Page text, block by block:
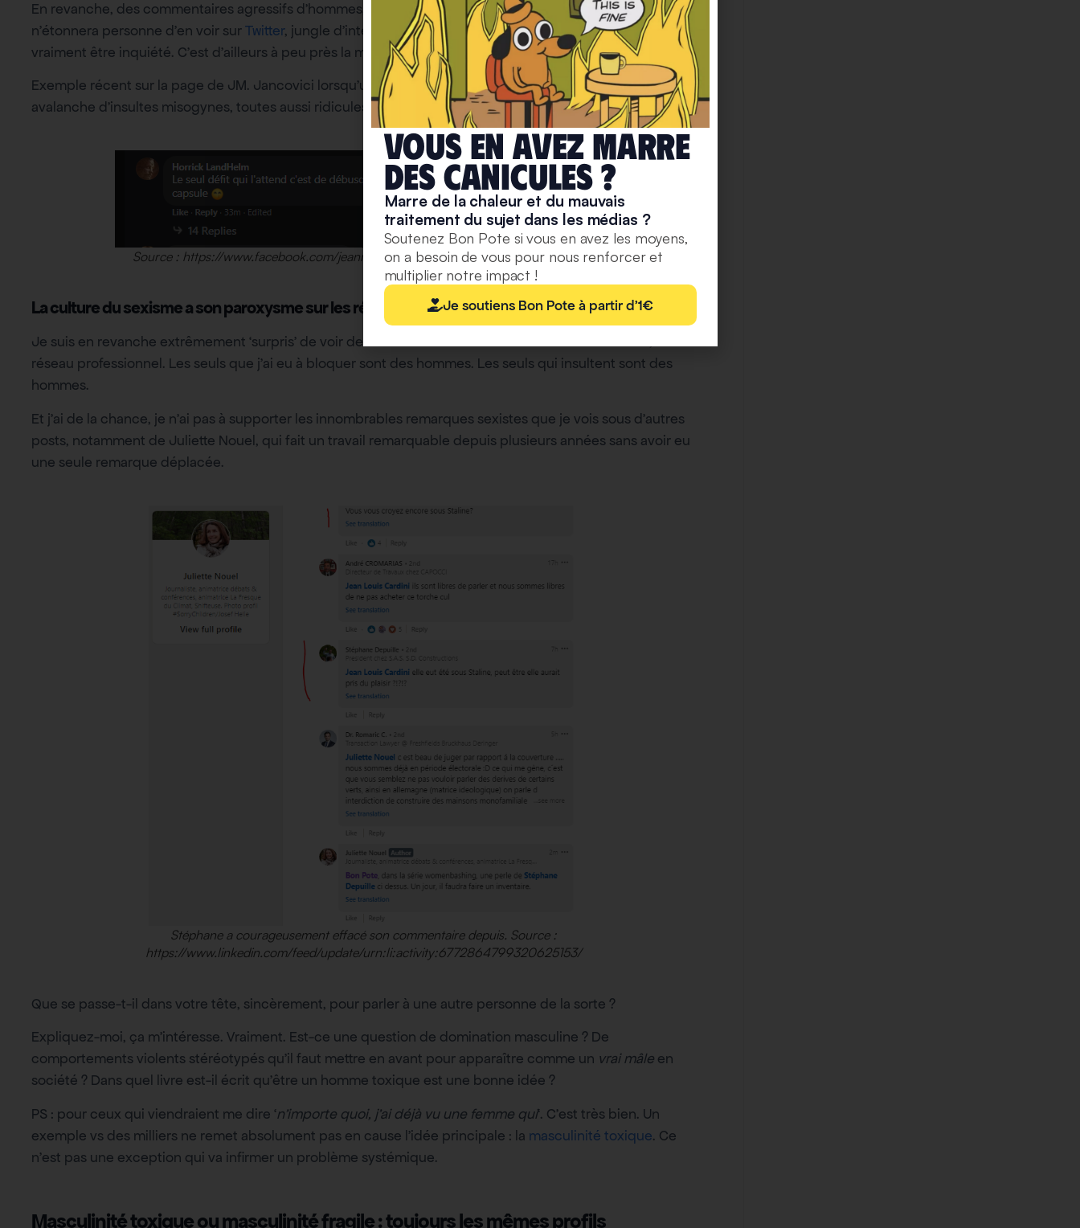
En revanche, des commentaires agressifs d’hommes, vous n’aurez aucun mal à en trouver. Cela
n’étonnera personne d’en voir surTwitter, jungle d’internet où l’on peut insulter, diffamer, menacer, sans
vraiment être inquiété. C’est d’ailleurs à peu près la même chose sur Facebook, sur d’autres pages.
Exemple récent sur la page de JM. Jancovici lorsqu’un article sur Greta Thunberg avait été posté. Une
avalanche d’insultes misogynes, toutes aussi ridicules les unes que les autres :
Source : https://www.facebook.com/jeanmarc.jancovici/posts/10159780344817281
La culture du sexisme a son paroxysme sur les réseaux sociaux
Je suis en revanche extrêmement ‘surpris’ de voir des commentaires du même acabit sur
réseau professionnel. Les seuls que j’ai eu à bloquer sont des hommes. Les seuls qui insultent sont des
hommes.
Et j’ai de la chance, je n’ai pas à supporter les innombrables remarques sexistes que je vois sous d’autres
posts, notamment de Juliette Nouel, qui fait un travail remarquable depuis plusieurs années sans avoir eu
une seule remarque déplacée.
Stéphane a courageusement effacé son commentaire depuis. Source :
https://www.linkedin.com/feed/update/urn:li:activity:6772864799320625153/
Que se passe-t-il dans votre tête, sincèrement, pour parler à une autre personne de la sorte ?
Expliquez-moi, ça m’intéresse. Vraiment. Est-ce une question de domination masculine ? De
comportements violents stéréotypés qu’il faut mettre en avant pour apparaître comme un vrai mâle en
société ? Dans quel livre est-il écrit qu’être un homme toxique est une bonne idée ?
PS : pour ceux qui viendraient me dire ‘n’importe quoi, j’ai déjà vu une femme qui‘. C’est très bien. Un
exemple vs des milliers ne remet absolument pas en cause l’idée principale : la masculinité toxique. Ce
n’est pas une exception qui va infirmer un problème systémique.
Masculinité toxique ou masculinité fragile : toujours les mêmes profils
Vous en avez marre
deS caniculeS ?
Marre de la chaleur et du mauvais
traitement du sujet dans les médias ?
Soutenez Bon Pote si vous en avez les moyens,
on a besoin de vous pour nous renforcer et
multiplier notre impact !
Je soutiens Bon Pote à partir d'1€